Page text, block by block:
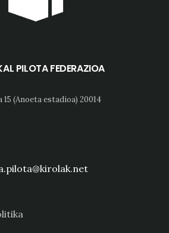
PILOTA FEDERAZIOA
15 (Anoeta estadioa) 20014